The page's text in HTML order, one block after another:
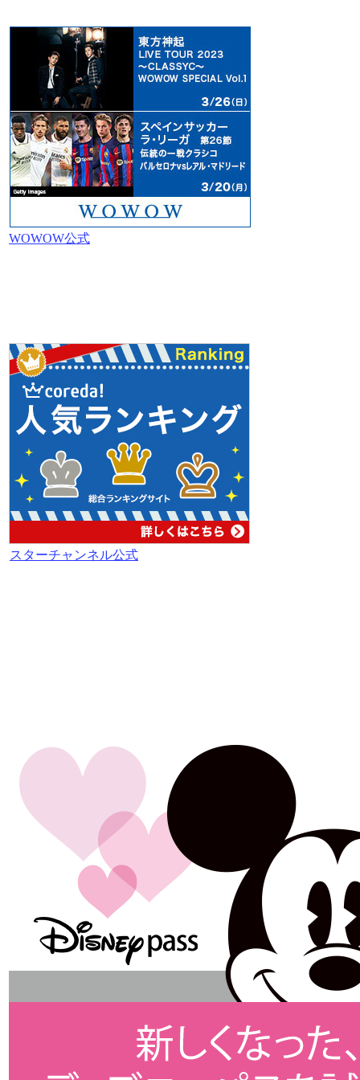
WOWOW公式
スターチャンネル公式